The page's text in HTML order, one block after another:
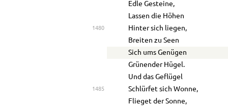
Edle Gesteine,
Lassen die Höhen
1480
Hinter sich liegen,
Breiten zu Seen
Sich ums Genügen
Grünender Hügel.
Und das Geflügel
1485
Schlürfet sich Wonne,
Flieget der Sonne,